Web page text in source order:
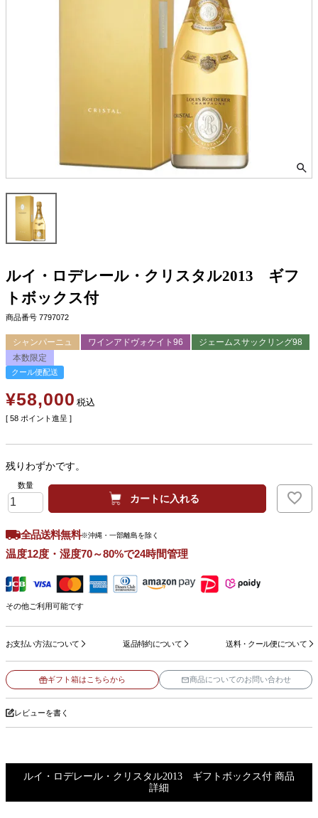
ルイ・ロデレール・クリスタル2013 ギフ
トボックス付
商品番号 7797072
シャンパーニュ ワインアドヴォケイト96
ジェームスサックリング98
本数限定
クール便配送
¥58,000 税込
[ 58 ポイント進呈 ]
残りわずかです。
カートに入れる
全品送料無料※沖縄・一部離島を除く
温度12度・湿度70～80%で24時間管理
その他ご利用可能です
お支払い方法について 返品特約について 送料・クール便について
ギフト箱はこちらから 商品についてのお問い合わせ
レビューを書く
ルイ・ロデレール・クリスタル2013 ギフトボックス付 商品
詳細